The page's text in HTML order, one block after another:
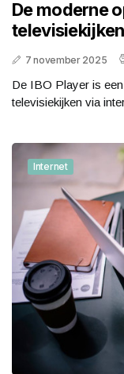
De moderne
televisiekijken
7 november 2025
De IBO Player is
televisiekijken via
Internet